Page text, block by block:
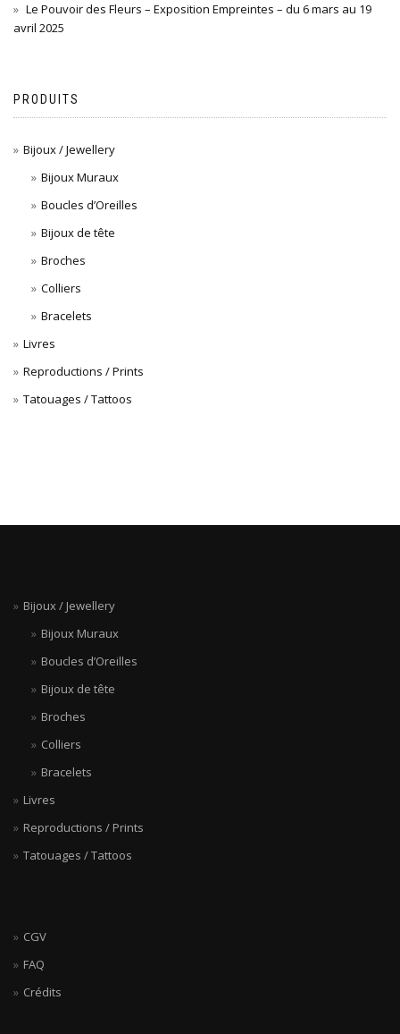
Le Pouvoir des Fleurs – Exposition Empreintes – du 6 mars au 19
avril 2025
PRODUITS
Bijoux / Jewellery
Bijoux Muraux
Boucles d’Oreilles
Bijoux de tête
Broches
Colliers
Bracelets
Livres
Reproductions / Prints
Tatouages / Tattoos
Bijoux / Jewellery
Bijoux Muraux
Boucles d’Oreilles
Bijoux de tête
Broches
Colliers
Bracelets
Livres
Reproductions / Prints
Tatouages / Tattoos
CGV
FAQ
Crédits